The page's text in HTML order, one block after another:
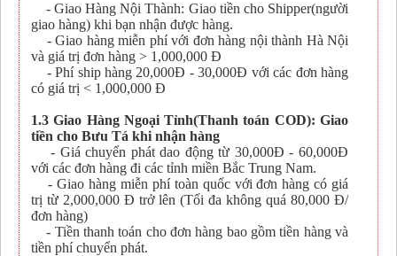
- Giao Hàng Nội Thành: Giao tiền cho Shipper(người
giao hàng) khi bạn nhận được hàng.
- Giao hàng miễn phí với đơn hàng nội thành Hà Nội
và giá trị đơn hàng > 1,000,000 Đ
- Phí ship hàng 20,000Đ - 30,000Đ với các đơn hàng
có giá trị < 1,000,000 Đ
1.3 Giao Hàng Ngoại Tỉnh(Thanh toán COD): Giao
tiền cho Bưu Tá khi nhận hàng
- Giá chuyển phát dao động từ 30,000Đ - 60,000Đ
với các đơn hàng đi các tỉnh miền Bắc Trung Nam.
- Giao hàng miễn phí toàn quốc với đơn hàng có giá
trị từ 2,000,000 Đ trở lên (Tối đa không quá 80,000 Đ/
đơn hàng)
- Tiền thanh toán cho đơn hàng bao gồm tiền hàng và
tiền phí chuyển phát.